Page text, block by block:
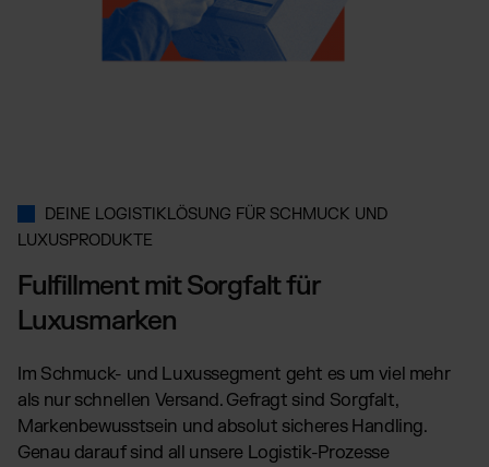
TikTok Fulfillment
WooCommerce Fulfillment
Otto Fulfillment
Magento Fulfillment (Adobe Commerce)
PrestaShop Fulfillment
Strato Fulfillment
Siehe alle Integrationen
DEINE LOGISTIKLÖSUNG FÜR SCHMUCK UND
LUXUSPRODUKTE
Fulfillment mit Sorgfalt für
Luxusmarken
Im Schmuck- und Luxussegment geht es um viel mehr
als nur schnellen Versand. Gefragt sind Sorgfalt,
Markenbewusstsein und absolut sicheres Handling.
Genau darauf sind all unsere Logistik-Prozesse